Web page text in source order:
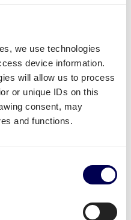
we use technologies
device information.
will allow us to process
or unique IDs on this
consent, may
and functions.
Hubwagen sind
buchbar.
anAmazon,Zalando
liefern lassen.
nach Brügge